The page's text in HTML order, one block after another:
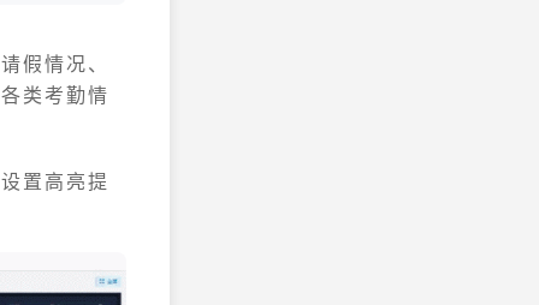
假情况、
类考勤情
置高亮提